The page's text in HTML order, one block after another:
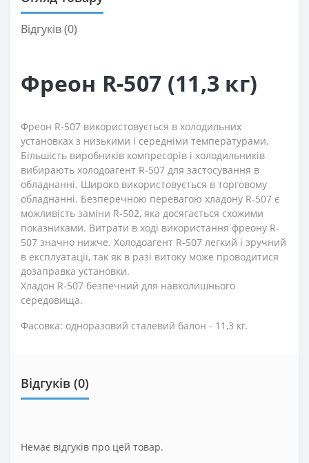
Відгуків (0)
Фреон R-507 (11,3 кг)
Фреон R-507 використовується в холодильних
установках з низькими і середніми температурами.
Більшість виробників компресорів і холодильників
вибирають холодоагент R-507 для застосування в
обладнанні. Широко використовується в торговому
обладнанні. Безперечною перевагою хладону R-507 є
можливість заміни R-502, яка досягається схожими
показниками. Витрати в ході використання фреону R-
507 значно нижче. Холодоагент R-507 легкий і зручний
в експлуатації, так як в разі витоку може проводитися
дозаправка установки.
Хладон R-507 безпечний для навколишнього
середовища.
Фасовка: одноразовий сталевий балон - 11,3 кг.
Відгуків (0)
Немає відгуків про цей товар.